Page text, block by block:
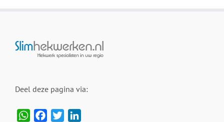
Deel deze pagina via:
WhatsAppFacebook
Twitter